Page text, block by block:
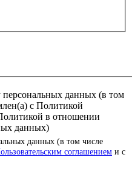
персональных данных (в том
с Политикой
в отношении
данных)
данных (в том числе
соглашением и с